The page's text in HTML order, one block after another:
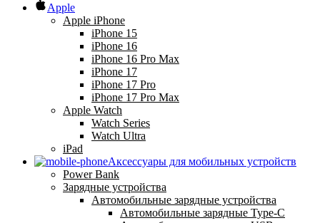
Apple
Apple iPhone
iPhone 15
iPhone 16
iPhone 16 Pro Max
iPhone 17
iPhone 17 Pro
iPhone 17 Pro Max
Apple Watch
Watch Series
Watch Ultra
iPad
Аксессуары для мобильных устройств
Power Bank
Зарядные устройства
Автомобильные зарядные устройства
Автомобильные зарядные Type-C